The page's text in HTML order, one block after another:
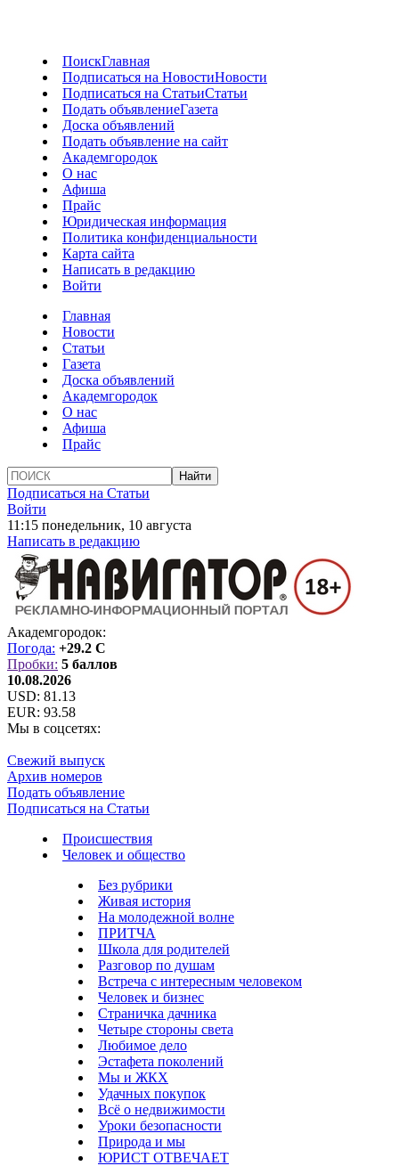
ПоискГлавная
Подписаться на НовостиНовости
Подписаться на СтатьиСтатьи
Подать объявлениеГазета
Доска объявлений
Подать объявление на сайт
Академгородок
О нас
Афиша
Прайс
Юридическая информация
Политика конфиденциальности
Карта сайта
Написать в редакцию
Войти
Главная
Новости
Статьи
Газета
Доска объявлений
Академгородок
О нас
Афиша
Прайс
Подписаться на Статьи
Войти
11:15 понедельник, 10 августа
Написать в редакцию
Академгородок:
Погода: +29.2 C
Пробки: 5 баллов
10.08.2026
USD: 81.13
EUR: 93.58
Мы в соцсетях:
Свежий выпуск
Архив номеров
Подать объявление
Подписаться на Статьи
Происшествия
Человек и общество
Без рубрики
Живая история
На молодежной волне
ПРИТЧА
Школа для родителей
Разговор по душам
Встреча с интересным человеком
Человек и бизнес
Страничка дачника
Четыре стороны света
Любимое дело
Эстафета поколений
Мы и ЖКХ
Удачных покупок
Всё о недвижимости
Уроки безопасности
Природа и мы
ЮРИСТ ОТВЕЧАЕТ